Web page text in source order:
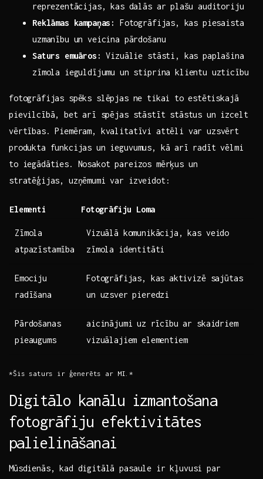
reprezentācijas, kas dalās ar ⁤plašu auditoriju
Reklāmas kampaņas:
Fotogrāfijas, ⁣kas piesaista
uzmanību un veicina pārdošanu
Saturs emuāros: Vizuālie stāsti, kas paplašina
zīmola ieguldījumu un​ stiprina klientu uzticību
fotogrāfijas spēks slēpjas ⁢ne tikai ⁤to⁤ estētiskajā
pievilcībā, bet ⁣arī spējas stāstīt stāstus un izcelt‌
vērtības. Piemēram, kvalitatīvi attēli var uzsvērt‌
produkta ​funkcijas‌ un ieguvumus, kā ⁢arī radīt‌ vēlmi
to ‌iegādāties. Nosakot pareizos mērķus un
stratēģijas, uzņēmumi var izveidot:
Elementi Fotogrāfiju Loma
Zīmola
atpazīstamība
Vizuālā komunikācija, kas veido
zīmola identitāti
Emociju
radīšana
Fotogrāfijas, kas ⁣aktivizē sajūtas
un uzsver pieredzi
Pārdošanas
pieaugums
aicinājumi uz ⁤rīcību ar ​skaidriem
vizuālajiem elementiem
*Šis saturs ​ir ģenerēts ar MI.*
Digitālo kanālu izmantošana⁤
fotogrāfiju efektivitātes⁤
palielināšanai
Mūsdienās, kad digitālā pasaule ir kļuvusi par